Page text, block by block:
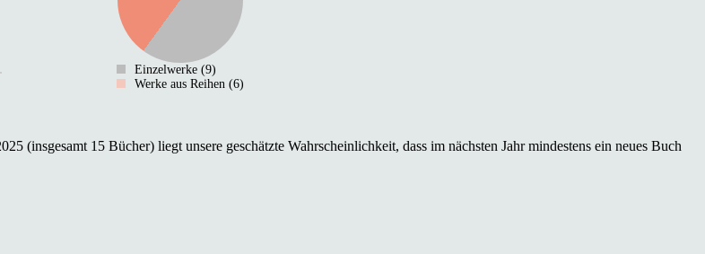
Einzelwerke (9)
Werke aus Reihen (6)
(insgesamt 15 Bücher) liegt unsere geschätzte Wahrscheinlichkeit, dass im nächsten Jahr mindestens ein neues Buch